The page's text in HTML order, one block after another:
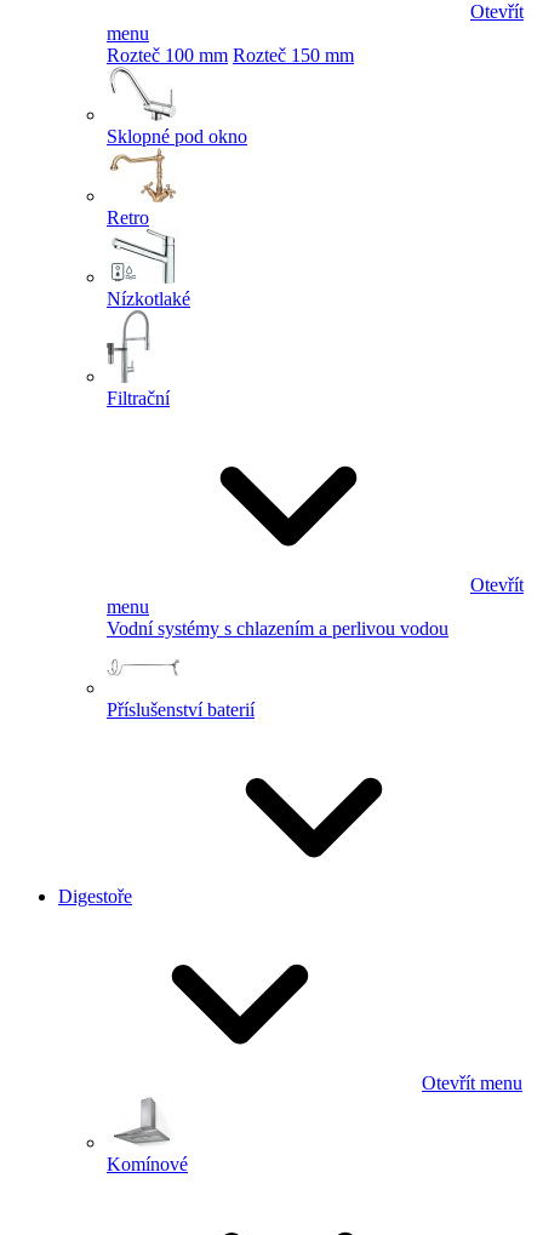
Otevřít
menu
Rozteč 100 mm Rozteč 150 mm
Sklopné pod okno
Retro
Nízkotlaké
Filtrační
Otevřít
menu
Vodní systémy s chlazením a perlivou vodou
Příslušenství baterií
Digestoře
Otevřít menu
Komínové